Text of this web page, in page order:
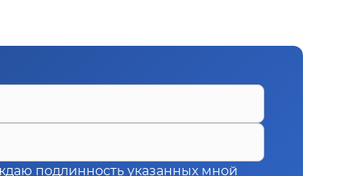
подлинность указанных мной